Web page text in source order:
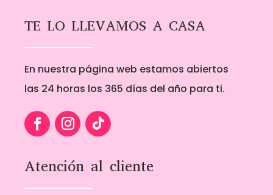
TE LO LLEVAMOS A CASA
En nuestra página web estamos abiertos
las 24 horas los 365 días del año para ti.
Atención al cliente